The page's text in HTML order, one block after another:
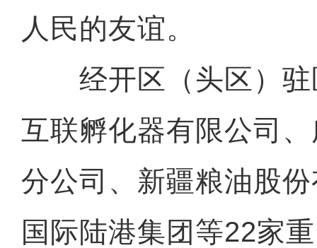
人民的友谊。
经开区（头区）驻
互联孵化器有限公司
分公司、新疆粮油股
国际陆港集团等22家